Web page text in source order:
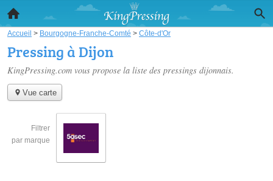
Accueil > Bourgogne-Franche-Comté > Côte-d'Or
Pressing à Dijon
KingPressing.com vous propose la liste des pressings dijonnais.
Vue carte
Filtrer
par marque